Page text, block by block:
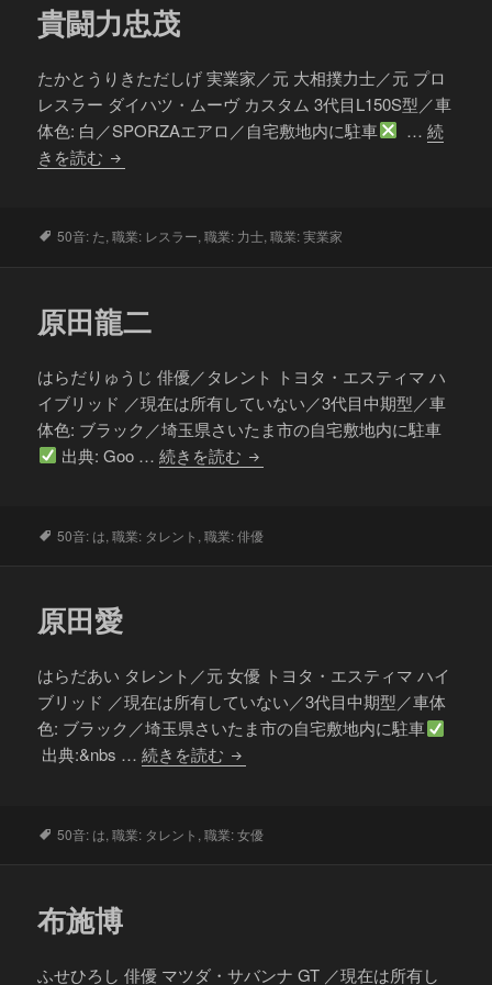
貴闘力忠茂
たかとうりきただしげ 実業家／元 大相撲力士／元 プロ
レスラー ダイハツ・ムーヴ カスタム 3代目L150S型／車
体色: 白／SPORZAエアロ／自宅敷地内に駐車
… 続
きを読む 貴
忠
タ
50音: た,職業: レスラー,職業: 力士,職業: 実業家
原田龍二
はらだりゅうじ 俳優／タレント トヨタ・エスティマ ハ
イブリッド ／現在は所有していない／3代目中期型／車
体色: ブラック／埼玉県さいたま市の自宅敷地内に駐車
出典: Goo … 続きを読む 原
二
タ
50音: は,職業: タレント ,職業: 俳優
原田愛
はらだあい タレント／元 女優 トヨタ・エスティマ ハイ
ブリッド ／現在は所有していない／3代目中期型／車体
色: ブラック／埼玉県さいたま市の自宅敷地内に駐車
出典:&nbs …続きを読む 原
タ
50音: は,職業: タレント ,職業: 女優
布施博
ふせひろし 俳優 マツダ・サバンナ GT ／現在は所有し